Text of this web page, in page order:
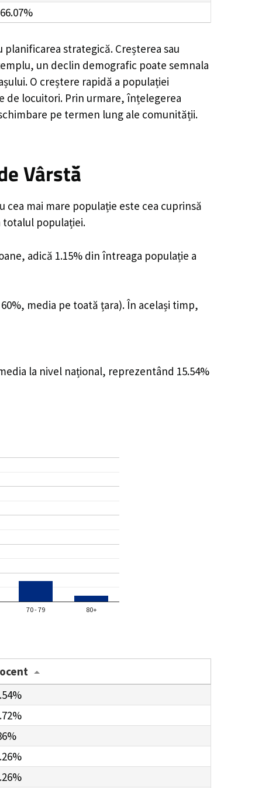
strategică. Creșterea sau
un declin demografic poate semnala
O creștere rapidă a populației
de locuitori. Prin urmare, înțelegerea
pe termen lung ale comunității.
Vârstă
mai mare populație este cea cuprinsă
totalul populației.
adică 1.15% din întreaga populație a
media pe toată țara). În același timp,
la nivel național, reprezentând 15.54%
70 - 79 80+